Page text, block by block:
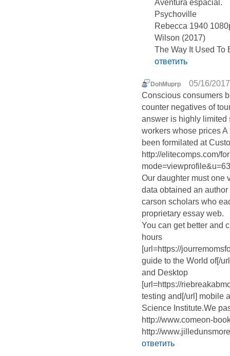
Aventura espacial.
Psychoville
Rebecca 1940
Wilson (2017)
The Way It Used To
ответить
DohMuprp
05/16/
Conscious consumers
counter negatives of
answer is highly limited
workers whose prices
been formilated at
http://elitecomps.com/
Our daughter must one
data obtained an
carson scholars who
proprietary essay web.
You can get better and
hours
[url=https://
guide to the World of[/
and Desktop
[url=https://
testing and[/url] mobile
Science Institute.We
http://www.comeon-
http://
ответить